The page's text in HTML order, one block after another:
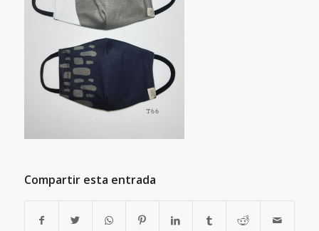
Compartir esta entrada